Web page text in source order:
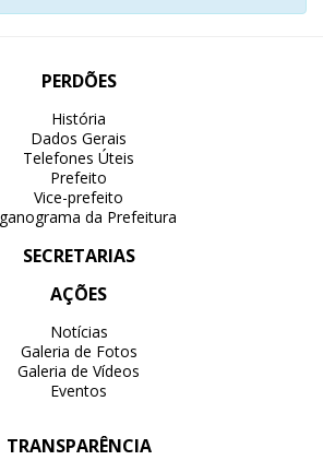
PERDÕES
História
Dados Gerais
Telefones Úteis
Prefeito
Vice-prefeito
da Prefeitura
SECRETARIAS
AÇÕES
Notícias
Galeria de Fotos
Galeria de Vídeos
Eventos
TRANSPARÊNCIA